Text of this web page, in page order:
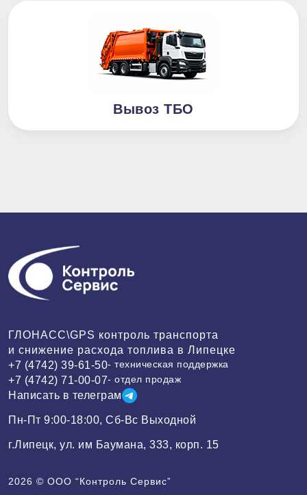
Вывоз ТБО
ГЛОНАСС\GPS контроль транспорта
и снижение расхода топлива в Липецке
+7 (4742) 39-61-50- техническая поддержка
+7 (4742) 71-00-07- отдел продаж
Написать в телеграм
Пн-Пт 9:00-18:00, Сб-Вс Выходной
г.Липецк, ул. им Баумана, 333, корп. 15
2026 © ООО “Контроль Сервис”